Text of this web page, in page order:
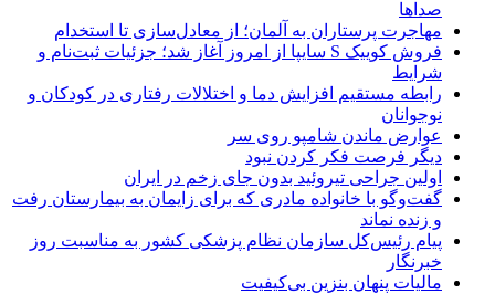
صداها
مهاجرت پرستاران به آلمان؛ از معادل‌سازی تا استخدام
فروش کوییک S سایپا از امروز آغاز شد؛ جزئیات ثبت‌نام و
شرایط
رابطه مستقیم افزایش دما و اختلالات رفتاری در کودکان و
نوجوانان
عوارض ماندن شامپو روی سر
دیگر فرصت فکر کردن نبود
اولین جراحی تیروئید بدون جای زخم در ایران
گفت‌وگو با خانواده مادری که برای زایمان به بیمارستان رفت
و زنده نماند
پیام رئیس‌کل سازمان نظام پزشکی کشور به مناسبت روز
خبرنگار
مالیات پنهان بنزین بی‌کیفیت